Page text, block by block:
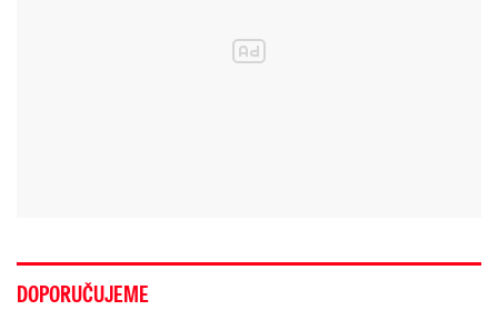
DOPORUČUJEME